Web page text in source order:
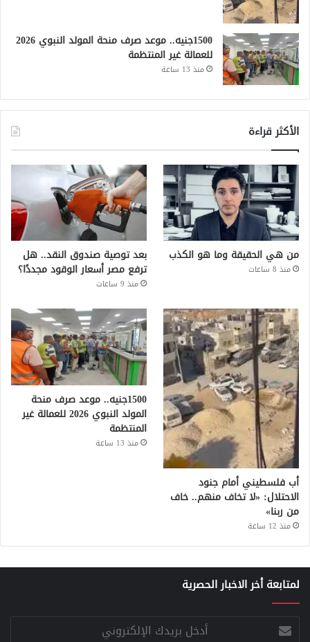
1500جنيه.. موعد صرف منحة المولد النبوي 2026
للعمالة غير المنتظمة
منذ 13 ساعة
الأكثر قراءة
من هي الحقيقة وما هو الكذب
منذ 8 ساعات
بعد توصية صندوق النقد.. هل
ترفع مصر أسعار الوقود مجددًا؟
منذ 9 ساعات
أب فلسطيني أمام جنود
الاحتلال: «لا تخاف منهم.. خاف
من ربنا»
منذ 12 ساعة
1500جنيه.. موعد صرف منحة
المولد النبوي 2026 للعمالة غير
المنتظمة
منذ 13 ساعة
لمتابعة أخر الاخبار الحصرية
أدخل
بريدك